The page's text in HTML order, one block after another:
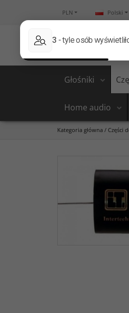
PLN Polski
Głośniki
Home audio
Kategoria główna / Części